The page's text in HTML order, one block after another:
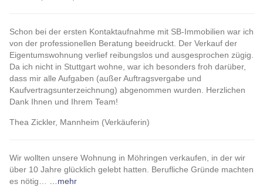
Schon bei der ersten Kontaktaufnahme mit SB-Immobilien war ich
von der professionellen Beratung beeidruckt. Der Verkauf der
Eigentumswohnung verlief reibungslos und ausgesprochen zügig.
Da ich nicht in Stuttgart wohne, war ich besonders froh darüber,
dass mir alle Aufgaben (außer Auftragsvergabe und
Kaufvertragsunterzeichnung) abgenommen wurden. Herzlichen
Dank Ihnen und Ihrem Team!
Thea Zickler, Mannheim (Verkäuferin)
Wir wollten unsere Wohnung in Möhringen verkaufen, in der wir
über 10 Jahre glücklich gelebt hatten. Berufliche Gründe machten
es nötig… …mehr